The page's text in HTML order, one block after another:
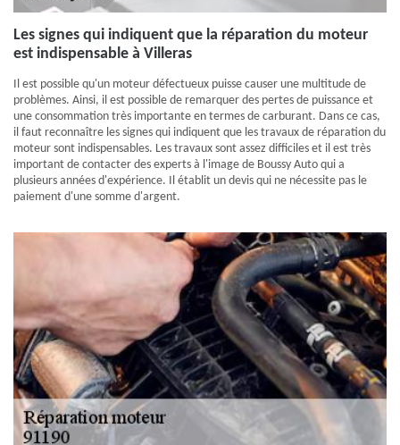
Les signes qui indiquent que la réparation du moteur
est indispensable à Villeras
Il est possible qu'un moteur défectueux puisse causer une multitude de
problèmes. Ainsi, il est possible de remarquer des pertes de puissance et
une consommation très importante en termes de carburant. Dans ce cas,
il faut reconnaître les signes qui indiquent que les travaux de réparation du
moteur sont indispensables. Les travaux sont assez difficiles et il est très
important de contacter des experts à l'image de Boussy Auto qui a
plusieurs années d'expérience. Il établit un devis qui ne nécessite pas le
paiement d'une somme d'argent.